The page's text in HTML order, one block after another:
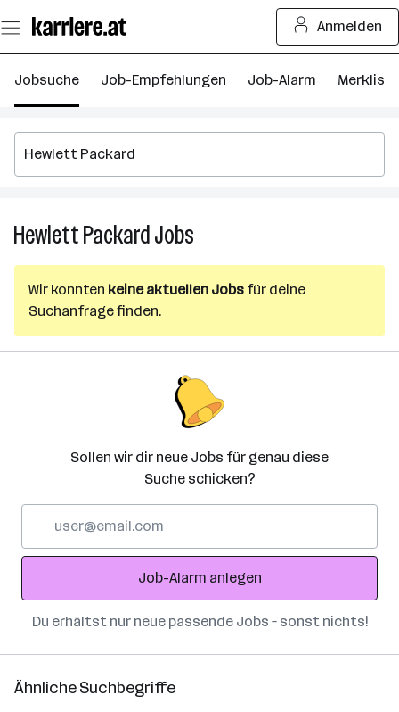
Seiteninhalt
springen
Anmelden
Jobsuche Job-Empfehlungen Job-Alarm Merkliste
Hewlett PackardJobs
Wir konnten keine aktuellen Jobs für deine
Suchanfrage finden.
Sollen wir dir neue Jobs für genau diese
Suche schicken?
Adresse
Job-Alarm anlegen
Du erhältst nur neue passende Jobs – sonst nichts!
Ähnliche Suchbegriffe